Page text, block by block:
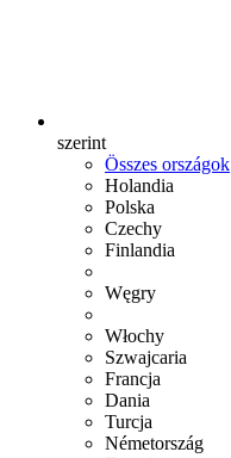
szerint
Összes országok
Holandia
Polska
Czechy
Finlandia
Węgry
Włochy
Szwajcaria
Francja
Dania
Turcja
Németország